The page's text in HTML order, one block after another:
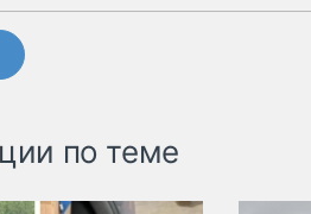
по теме